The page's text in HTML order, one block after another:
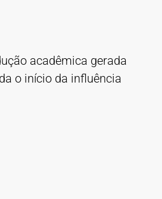
acadêmica gerada
o início da influência